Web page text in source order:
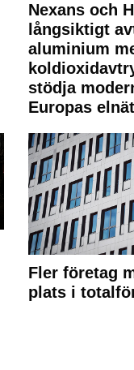
Nexans och
långsiktigt
aluminium
stödja
Europas elnät
Fler företag
plats i